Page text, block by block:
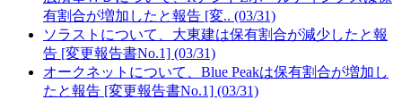
有割合が増加したと報告 [変.. (03/31)
ソラストについて、大東建は保有割合が減少したと報
告 [変更報告書No.1] (03/31)
オークネットについて、Blue Peakは保有割合が増加し
たと報告 [変更報告書No.1] (03/31)